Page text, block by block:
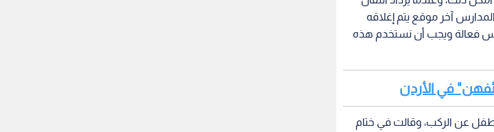
المدارس آخر موقع يتم إغلاقه
فعالة ويجب أن نستخدم هذه
في الأردن
طفل عن الركب، وقالت في ختام